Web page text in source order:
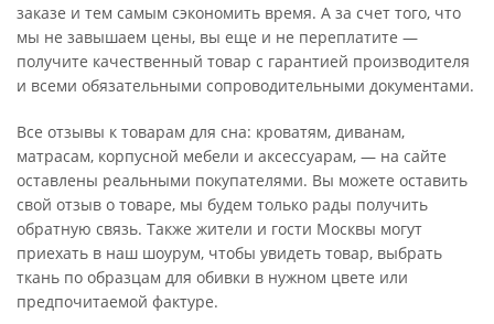
заказе и тем самым сэкономить время. А за счет того, что
мы не завышаем цены, вы еще и не переплатите —
получите качественный товар с гарантией производителя
и всеми обязательными сопроводительными документами.
Все отзывы к товарам для сна: кроватям, диванам,
матрасам, корпусной мебели и аксессуарам, — на сайте
оставлены реальными покупателями. Вы можете оставить
свой отзыв о товаре, мы будем только рады получить
обратную связь. Также жители и гости Москвы могут
приехать в наш шоурум, чтобы увидеть товар, выбрать
ткань по образцам для обивки в нужном цвете или
предпочитаемой фактуре.